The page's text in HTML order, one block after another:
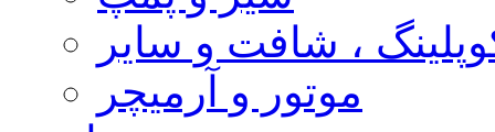
، شافت و سایر
موتور و آرمیچر